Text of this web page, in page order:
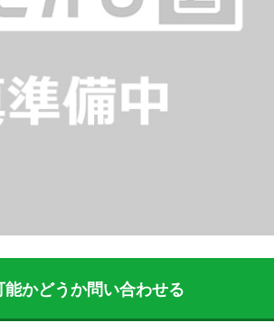
能かどうか問い合わせる